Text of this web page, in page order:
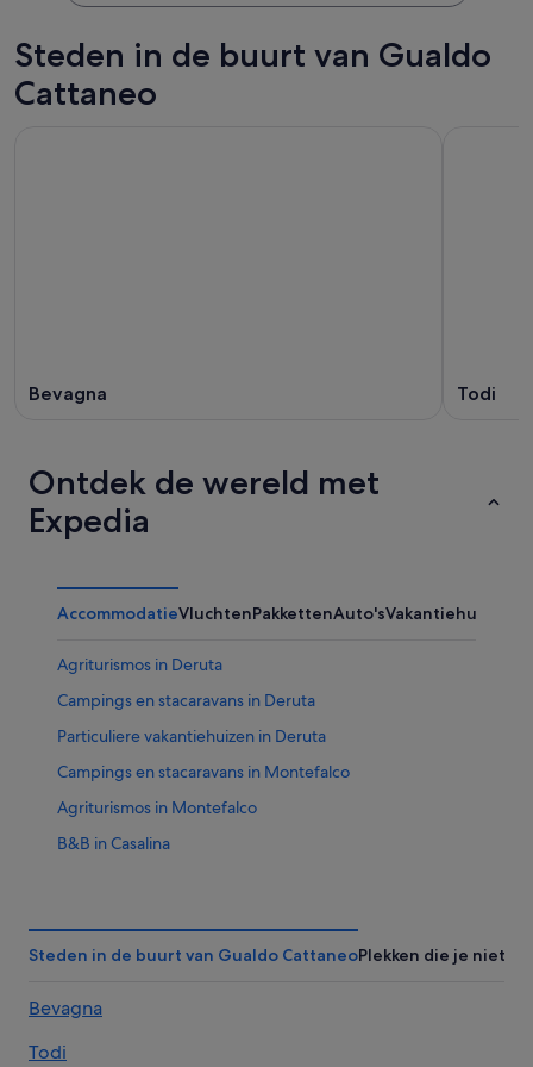
Steden in de buurt van Gualdo
Cattaneo
Bevagna Todi
Ontdek de wereld met
Expedia
AccommodatieVluchtenPakkettenAuto'sVakantiehuizen
Agriturismos in Deruta
Campings en stacaravans in Deruta
Particuliere vakantiehuizen in Deruta
Campings en stacaravans in Montefalco
Agriturismos in Montefalco
B&B in Casalina
Campings en stacaravans in Spello
Hotels voor shoppers in Giano dell'Umbria
Historische in Spello
Steden in de buurt van Gualdo CattaneoPlekken die je niet
Bevagna
Todi